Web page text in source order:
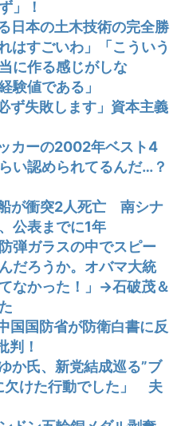
」！
日本の土木技術の完全勝
はすごいわ」「こういう
に作る感じがしな
験値である」
ず失敗します」資本主義
カーの2002年ベスト4
い認められてるんだ…？
が衝突2人死亡 南シナ
公表までに1年
弾ガラスの中でスピー
だろうか。オバマ大統
なかった！」→石破茂＆
国国防省が防衛白書に反
判！
か氏、新党結成巡る”ブ
欠けた行動でした」 夫